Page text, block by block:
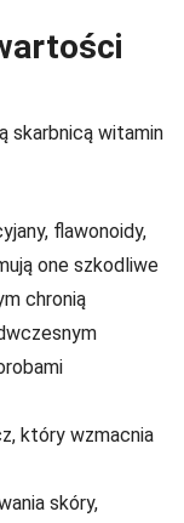
skarbnicą witamin
flawonoidy,
one szkodliwe
chronią
który wzmacnia
skóry,